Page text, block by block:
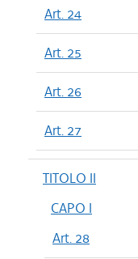
Art. 24
Art. 25
Art. 26
Art. 27
TITOLO II
CAPO I
Art. 28